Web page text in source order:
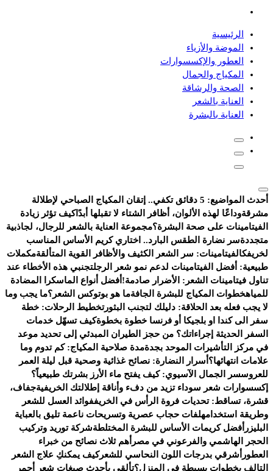
دليلك للموضة، الجمال، والعناية بالبشرة والشعر
الرئيسية
الموضة والأزياء
العطور والإكسسوارات
المكياج والجمال
الصحة والرشاقة
العناية بالشعر
العناية بالبشرة
أحدث المواضيع:
5 دقائق تكفي.. إتقان المكياج الصباحي لإطلالة
مشرقةوداعًا لهذه الألوان، أظافر الشتاء لا تقبلها أبدًاكيف تؤثر زيادة
الفيتامينات على صحة البشرة؟مجموعة العناية بالشعر للرجال، لجاذبية
متجددةسر نضارة الطقس البارد.. اختاري كريم الأساس المناسب
لخريفكالفيتامينات: سر الشعر الكثيف والأظافر القوية المتألقةمكملات
طبيعية: أفضل الفيتامينات لدعم نمو شعر الرجلتجنبي هذه الأخطاء عند
تناول فيتامينات الشعر: الأضرار صادمة! أفضل أنواع الماسكرا المضادة
للمياهخطوات المكياج للبشرة الجافةما هو بوتوكس الشعر؟ما يجب وما
لا يجب فعله بعد الحلاقة: دليلك لتجنب البثورتخطيط الرحلات: خطة
سفر الى كندا او بلجيكا أو فرنسا خطوة بخطوةكيف تسهّل خدمات
السفر الحديثة إجراءاتك؟ من حجز الطيران المبدئي إلى تحديد موعد
في مركز التأشيرات الموحد بجدةمدة صلاحية المكياج: كم تدوم وما
علامات انتهائها؟ أسرار النضارة: نصائح غذائية وصحية قبل ليلة العمر
للعروسسر الجمال الآسيوي: كيف يفتح ماء الأرز بشرتك طبيعياً؟
إكسسوارات شعر سوداء تزيد من دفء وأناقة إطلالتك الخريفيةجفاف،
قشرة، تساقط: تحديات فروة الرأس في الخريففوائد العسل للشعر
وطريقة استخدامهلفات حجاب عصرية وتسريحات ناعمة تليق بالعباية
البليزر أفضل كريمات الأساس للبشرة المختلطةشركة توريد وتركيب
الحجر الهاشمي والفرعوني في مصر أهم ثلاث نصائح من خبراء
العطور أشرقي بدرجات اللون النحاسي للشعركيف يمكنكِ علاج الشعر
التالف بخطوات بسيطة في المنزل؟تألقي بأحدث صبغات شعر أحمر